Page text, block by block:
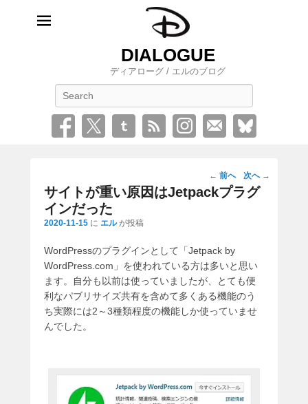
DIALOGUE
ディアローグ / エルのブログ
投
稿
ー
シ
ン
← 前へ 次へ →
サイトが重い原因はJetpackプラグ
インだった
2020-11-15 に エル が投稿
WordPressのプラグインとして「Jetpack by
WordPress.com」を使われている方は多いと思い
ます。自分も以前は使っていましたが、とても便
利なパブリサイズ共有を含めて多くある機能のう
ち実際には2～3種類程度の機能しか使っていませ
んでした。